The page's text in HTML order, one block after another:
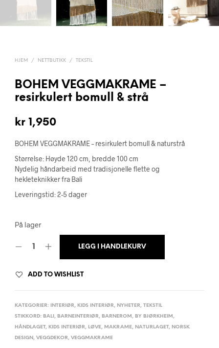
HJEM / NETTBUTIKK / TEKSTIL
BOHEM VEGGMAKRAME –
resirkulert bomull & strå
kr 1,950
BOHEM VEGGMAKRAME – resirkulert bomull & naturstrå
Størrelse: Høyde 120 cm, bredde 100 cm
Nydelig håndarbeid med tradisjonelle flette og
hekleteknikker fra Bali
Leveringstid: 2-5 dager
På lager
LEGG I HANDLEKURV
ADD TO WISHLIST
KATEGORIER: INTERIØR, KIDS INTERIØR, NYHETER, TEKSTIL
STIKKORD: BALI, BARNEINTERIØR, BARNEROM, BY BJØRKHEIM,
HÅNDLAGET, KIDS INTERIØR, LØVE, MAKRAME, NATURLAGET, NORSK
DESIGN, VEGGDEKOR, VEGGMAKRAME